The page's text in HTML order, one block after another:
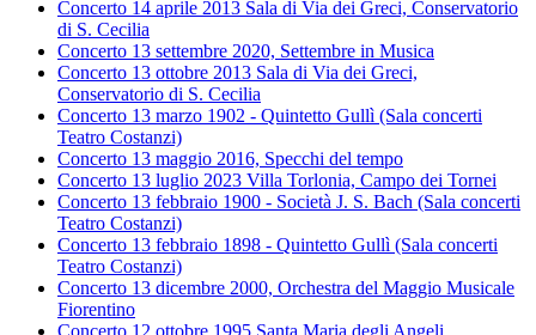
Concerto 14 aprile 2013 Sala di Via dei Greci, Conservatorio
di S. Cecilia
Concerto 13 settembre 2020, Settembre in Musica
Concerto 13 ottobre 2013 Sala di Via dei Greci,
Conservatorio di S. Cecilia
Concerto 13 marzo 1902 - Quintetto Gullì (Sala concerti
Teatro Costanzi)
Concerto 13 maggio 2016, Specchi del tempo
Concerto 13 luglio 2023 Villa Torlonia, Campo dei Tornei
Concerto 13 febbraio 1900 - Società J. S. Bach (Sala concerti
Teatro Costanzi)
Concerto 13 febbraio 1898 - Quintetto Gullì (Sala concerti
Teatro Costanzi)
Concerto 13 dicembre 2000, Orchestra del Maggio Musicale
Fiorentino
Concerto 12 ottobre 1995 Santa Maria degli Angeli